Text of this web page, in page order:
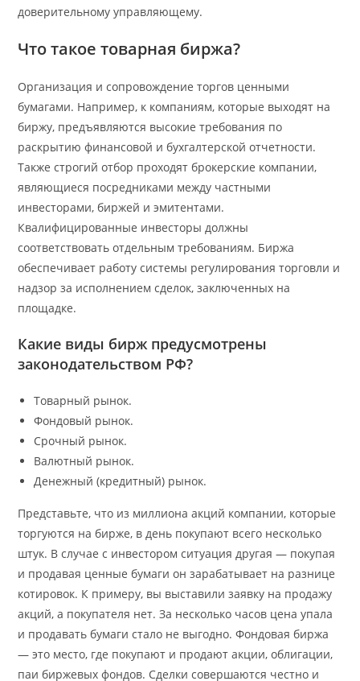
доверительному управляющему.
Что такое товарная биржа?
Организация и сопровождение торгов ценными
бумагами. Например, к компаниям, которые выходят на
биржу, предъявляются высокие требования по
раскрытию финансовой и бухгалтерской отчетности.
Также строгий отбор проходят брокерские компании,
являющиеся посредниками между частными
инвесторами, биржей и эмитентами.
Квалифицированные инвесторы должны
соответствовать отдельным требованиям. Биржа
обеспечивает работу системы регулирования торговли и
надзор за исполнением сделок, заключенных на
площадке.
Какие виды бирж предусмотрены
законодательством РФ?
Товарный рынок.
Фондовый рынок.
Срочный рынок.
Валютный рынок.
Денежный (кредитный) рынок.
Представьте, что из миллиона акций компании, которые
торгуются на бирже, в день покупают всего несколько
штук. В случае с инвестором ситуация другая — покупая
и продавая ценные бумаги он зарабатывает на разнице
котировок. К примеру, вы выставили заявку на продажу
акций, а покупателя нет. За несколько часов цена упала
и продавать бумаги стало не выгодно. Фондовая биржа
— это место, где покупают и продают акции, облигации,
паи биржевых фондов. Сделки совершаются честно и